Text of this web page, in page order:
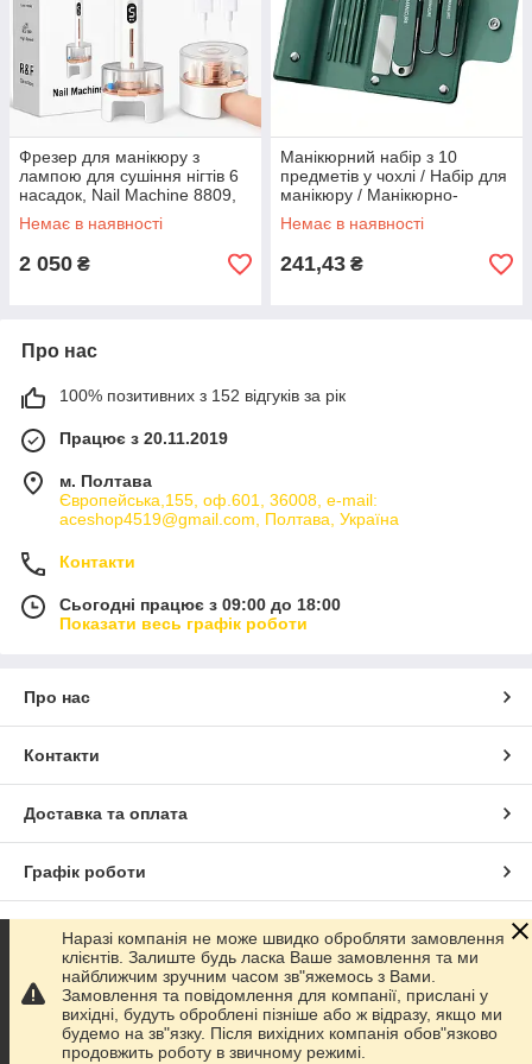
Фрезер для манікюру з
лампою для сушіння нігтів 6
насадок, Nail Machine 8809,
Білий/Фрезер для педикюру
та манікюру
Немає в наявності
2 050 ₴
Манікюрний набір з 10
предметів у чохлі / Набір для
манікюру / Манікюрно-
педикюрний набір
Немає в наявності
241,43 ₴
Про нас
100% позитивних з 152 відгуків за рік
Працює з 20.11.2019
м. Полтава
Європейська,155, оф.601, 36008, e-mail:
aceshop4519@gmail.com, Полтава, Україна
Контакти
Сьогодні працює з 09:00 до 18:00
Показати весь графік роботи
Про нас
Контакти
Доставка та оплата
Графік роботи
Повна версія сайту
Сайт створено на маркетплейсіProm.ua
Політика конфіденційності
Наразі компанія не може швидко обробляти замовлення
клієнтів. Залиште будь ласка Ваше замовлення та ми
найближчим зручним часом зв"яжемось з Вами.
Замовлення та повідомлення для компанії, прислані у
вихідні, будуть оброблені пізніше або ж відразу, якщо ми
будемо на зв"язку. Після вихідних компанія обов"язково
продовжить роботу в звичному режимі.